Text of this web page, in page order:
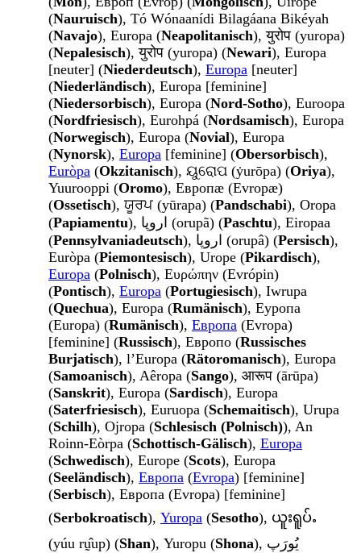
(Nauruisch), Tó Wónaanídi Bilagáana Bikéyah
(Navajo), Europa (Neapolitanisch), युरोप (yuropa)
(Nepalesisch), युरोप (yuropa) (Newari), Europa
[neuter] (Niederdeutsch), Europa [neuter]
(Niederländisch), Europa [feminine]
(Niedersorbisch), Europa (Nord-Sotho), Euroopa
(Nordfriesisch), Eurohpá (Nordsamisch), Europa
(Norwegisch), Europa (Novial), Europa
(Nynorsk), Europa [feminine] (Obersorbisch),
Euròpa (Okzitanisch), ୟୁରୋପ (ẏurōpa) (Oriya),
Yuurooppi (Oromo), Европӕ (Evropæ)
(Ossetisch), ਯੂਰਪ (yūrapa) (Pandschabi), Oropa
(Papiamentu ), اروپا (orupã) (Paschtu), Eiropaa
(Pennsylvaniadeutsch ), اروپا (orupâ) (Persisch),
Euròpa (Piemontesisch), Urope (Pikardisch),
Europa (Polnisch), Ευρώπην (Evrópin)
(Pontisch), Europa (Portugiesisch), Iwrupa
(Quechua), Europa (Rumänisch), Еуропа
(Europa) (Rumänisch), Европа (Evropa)
[feminine] (Russisch), Европо (Russisches
Burjatisch), l’Europa (Rätoromanisch), Europa
(Samoanisch), Aêropa (Sango), आरूप (ārūpa)
(Sanskrit), Europa (Sardisch), Europa
(Saterfriesisch), Euruopa (Schemaitisch), Urupa
(Schilh), Ojropa (Schlesisch (Polnisch)), An
Roinn-Eòrpa (Schottisch-Gälisch), Europa
(Schwedisch), Europe (Scots), Europa
(Seeländisch), Европа (Evropa) [feminine]
(Serbisch), Европа (Evropa) [feminine]
(Serbokroatisch), Yuropa (Sesotho), ယူးရူပ်ႉ
(yúu rṵ̂up) (Shan), Yuropu (Shona), يُورَپ